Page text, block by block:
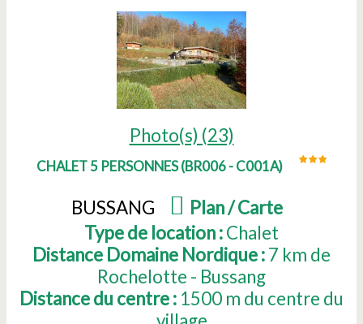
Photo(s) (23)
CHALET 5 PERSONNES(BR006 - C001A)
BUSSANG Plan / Carte)
Type de location :Chalet
Distance Domaine Nordique :7 km de
Rochelotte - Bussang
Distance du centre : 1500 m du centre du